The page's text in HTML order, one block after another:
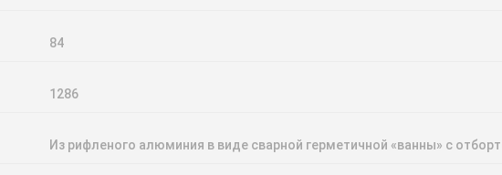
84
1286
Из рифленого алюминия в виде сварной герметичной «ванны» с